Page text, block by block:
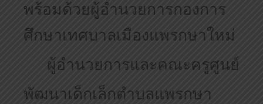
พร้อมด้วยผู้อำนวยการกองการ
ศึกษาเทศบาลเมืองแพรกษาใหม่
ผู้อำนวยการและคณะครูศูนย์
พัฒนาเด็กเล็กตำบลแพรกษา